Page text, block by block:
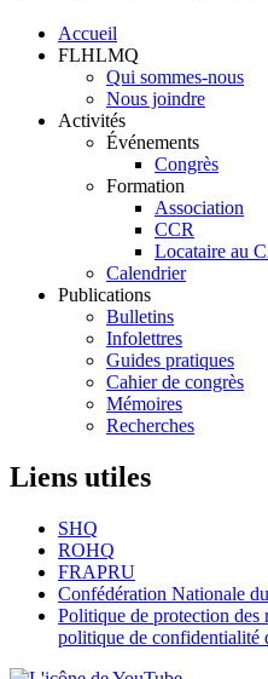
Accueil
FLHLMQ
Qui sommes-nous
Nous joindre
Activités
Événements
Congrès
Formation
Association
CCR
Locataire au
Calendrier
Publications
Bulletins
Infolettres
Guides pratiques
Cahier de congrès
Mémoires
Recherches
Liens utiles
SHQ
ROHQ
FRAPRU
Confédération Nationale
Politique de protection des
politique de